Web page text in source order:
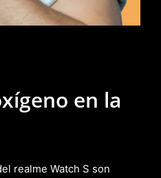
en la
realme Watch S son